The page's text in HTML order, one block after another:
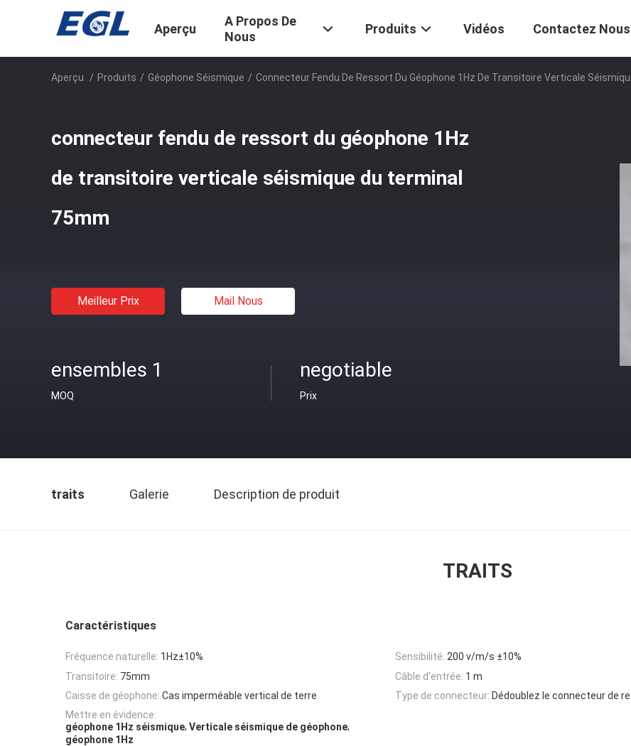
Aperçu
A Propos De
Nous
Produits Vidéos Contactez Nous
Aperçu / Produits / Géophone Séismique / Connecteur Fendu De Ressort Du Géophone 1Hz De Transitoire Verticale
connecteur fendu de ressort du géophone 1Hz
de transitoire verticale séismique du terminal
75mm
Meilleur Prix Mail Nous
ensembles 1
MOQ
negotiable
Prix
traits Galerie Description de produit
TRAITS
Caractéristiques
Fréquence naturelle: 1Hz±10% Sensibilité: 200 v/m/s ±10%
Transitoire: 75mm Câble d'entrée: 1 m
Caisse de géophone: Cas imperméable vertical de terre Type de connecteur: Dédoublez le connecteur de
Mettre en évidence:
géophone 1Hz séismique, Verticale séismique de géophone,
géophone 1Hz